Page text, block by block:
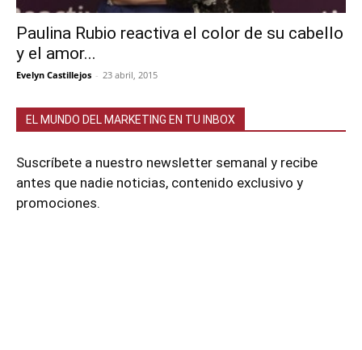
Paulina Rubio reactiva el color de su cabello
y el amor...
Evelyn Castillejos - 23 abril, 2015
EL MUNDO DEL MARKETING EN TU INBOX
Suscríbete a nuestro newsletter semanal y recibe
antes que nadie noticias, contenido exclusivo y
promociones.